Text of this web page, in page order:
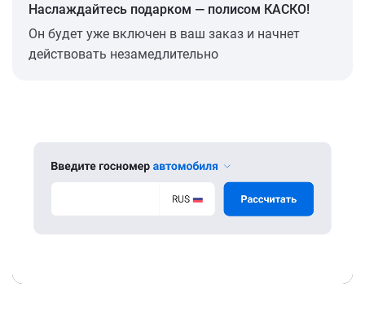
Наслаждайтесь подарком — полисом КАСКО!
Он будет уже включен в ваш заказ и начнет
действовать незамедлительно